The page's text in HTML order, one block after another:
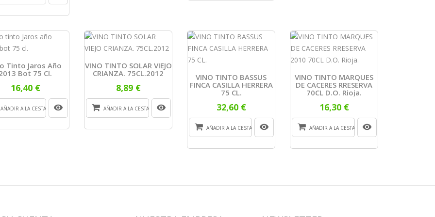
Tinto Jaros Año
Bot 75 Cl.
16,40 €
AÑADIR A LA CESTA
VINO TINTO SOLAR VIEJO
CRIANZA. 75CL.2012
8,89 €
AÑADIR A LA CESTA
VINO TINTO BASSUS
FINCA CASILLA HERRERA
75 CL.
32,60 €
AÑADIR A LA CESTA
VINO TINTO MARQUES
DE CACERES RRESERVA
70CL D.O. Rioja.
16,30 €
AÑADIR A LA CESTA